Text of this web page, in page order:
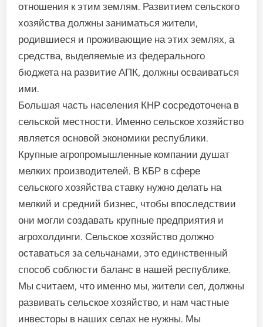
отношения к этим землям. Развитием сельского
хозяйства должны заниматься жители,
родившиеся и проживающие на этих землях, а
средства, выделяемые из федерального
бюджета на развитие АПК, должны осваиваться
ими.
Большая часть населения КНР сосредоточена в
сельской местности. Именно сельское хозяйство
является основой экономики республики.
Крупные агропромышленные компании душат
мелких производителей. В КБР в сфере
сельского хозяйства ставку нужно делать на
мелкий и средний бизнес, чтобы впоследствии
они могли создавать крупные предприятия и
агрохолдинги. Сельское хозяйство должно
оставаться за сельчанами, это единственный
способ соблюсти баланс в нашей республике.
Мы считаем, что именно мы, жители сел, должны
развивать сельское хозяйство, и нам частные
инвесторы в наших селах не нужны. Мы